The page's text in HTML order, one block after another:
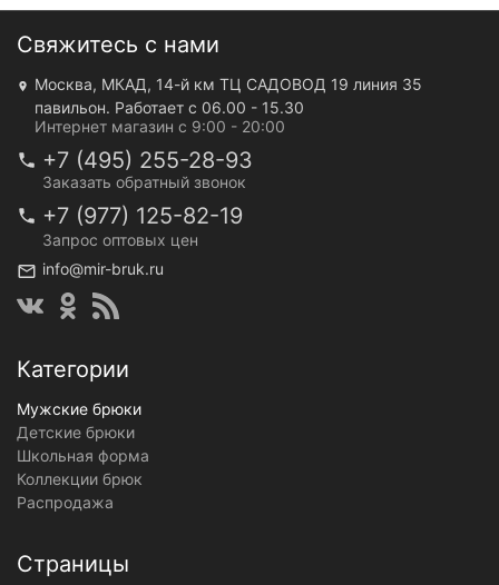
Свяжитесь с нами
Москва, МКАД, 14-й км ТЦ САДОВОД 19 линия 35
павильон. Работает с 06.00 - 15.30
Интернет магазин с 9:00 - 20:00
+7 (495) 255-28-93
Заказать обратный звонок
+7 (977) 125-82-19
Запрос оптовых цен
info@mir-bruk.ru
Категории
Мужские брюки
Детские брюки
Школьная форма
Коллекции брюк
Распродажа
Страницы